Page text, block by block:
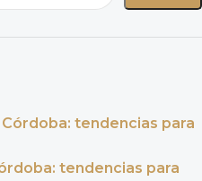
tendencias para
tendencias para